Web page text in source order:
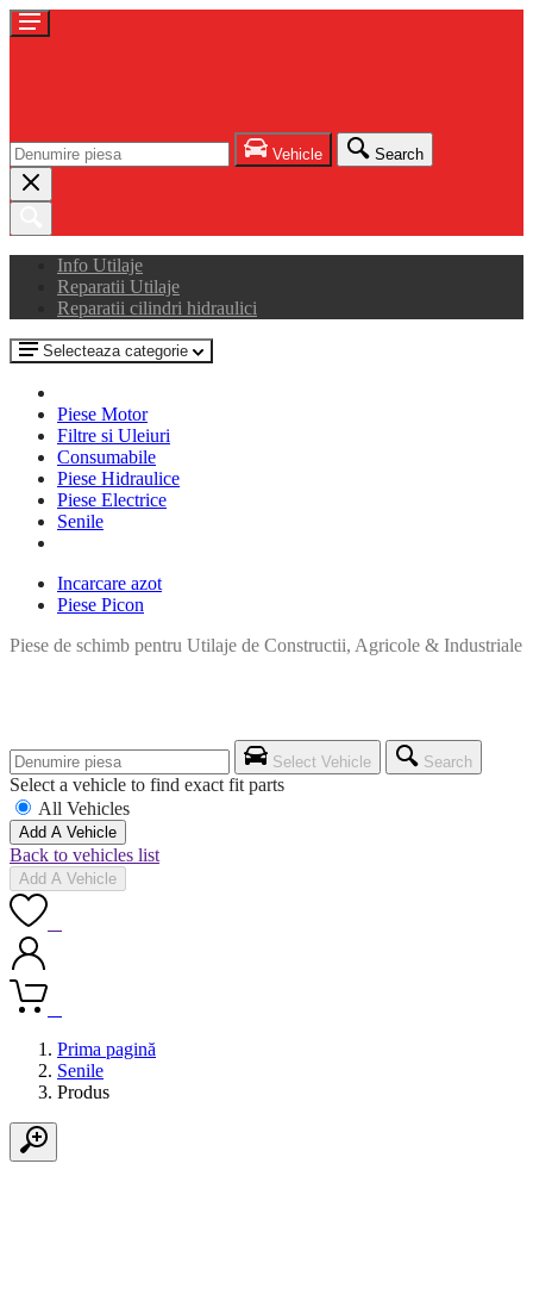
Vehicle Search
Info Utilaje
Reparatii Utilaje
Reparatii cilindri hidraulici
Selecteaza categorie
Piese Motor
Filtre si Uleiuri
Consumabile
Piese Hidraulice
Piese Electrice
Senile
Incarcare azot
Piese Picon
Piese de schimb pentru Utilaje de Constructii, Agricole & Industriale
Select Vehicle Search
Select a vehicle to find exact fit parts
All Vehicles
Add A Vehicle
Back to vehicles list
Add A Vehicle
Prima pagină
Senile
Produs